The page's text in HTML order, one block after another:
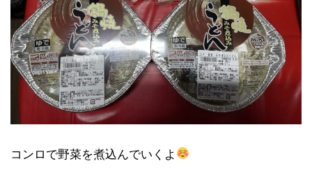
コンロで野菜を煮込んでいくよ